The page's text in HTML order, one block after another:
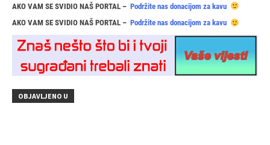
AKO VAM SE SVIDIO NAŠ PORTAL – Podržite nas donacijom za kavu
AKO VAM SE SVIDIO NAŠ PORTAL – Podržite nas donacijom za kavu
OBJAVLJENO U